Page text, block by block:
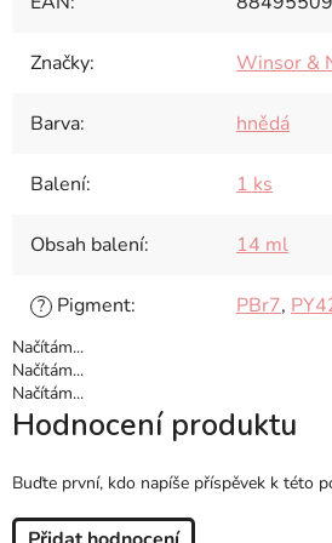
Značky: Winsor &
Barva: hnědá
Balení: 1 ks
Obsah balení: 14 ml
? Pigment: PBr7,
Načítám...
Načítám...
Načítám...
Hodnocení produktu
Buďte první, kdo napíše příspěvek k této